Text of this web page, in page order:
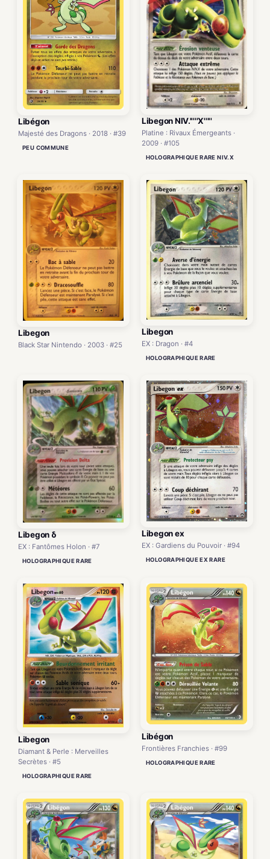
Libégon
Majesté des Dragons · 2018 · #39
PEU COMMUNE
Libegon NIV.'''''X'''''
Platine : Rivaux Émergeants ·
2009 · #105
HOLOGRAPHIQUE RARE NIV.X
Libegon
Black Star Nintendo · 2003 · #25
Libegon
EX : Dragon · #4
HOLOGRAPHIQUE RARE
Libegon δ
EX : Fantômes Holon · #7
HOLOGRAPHIQUE RARE
Libegon ex
EX : Gardiens du Pouvoir · #94
HOLOGRAPHIQUE EX RARE
Libegon
Diamant & Perle : Merveilles
Secrètes · #5
HOLOGRAPHIQUE RARE
Libégon
Frontières Franchies · #99
HOLOGRAPHIQUE RARE